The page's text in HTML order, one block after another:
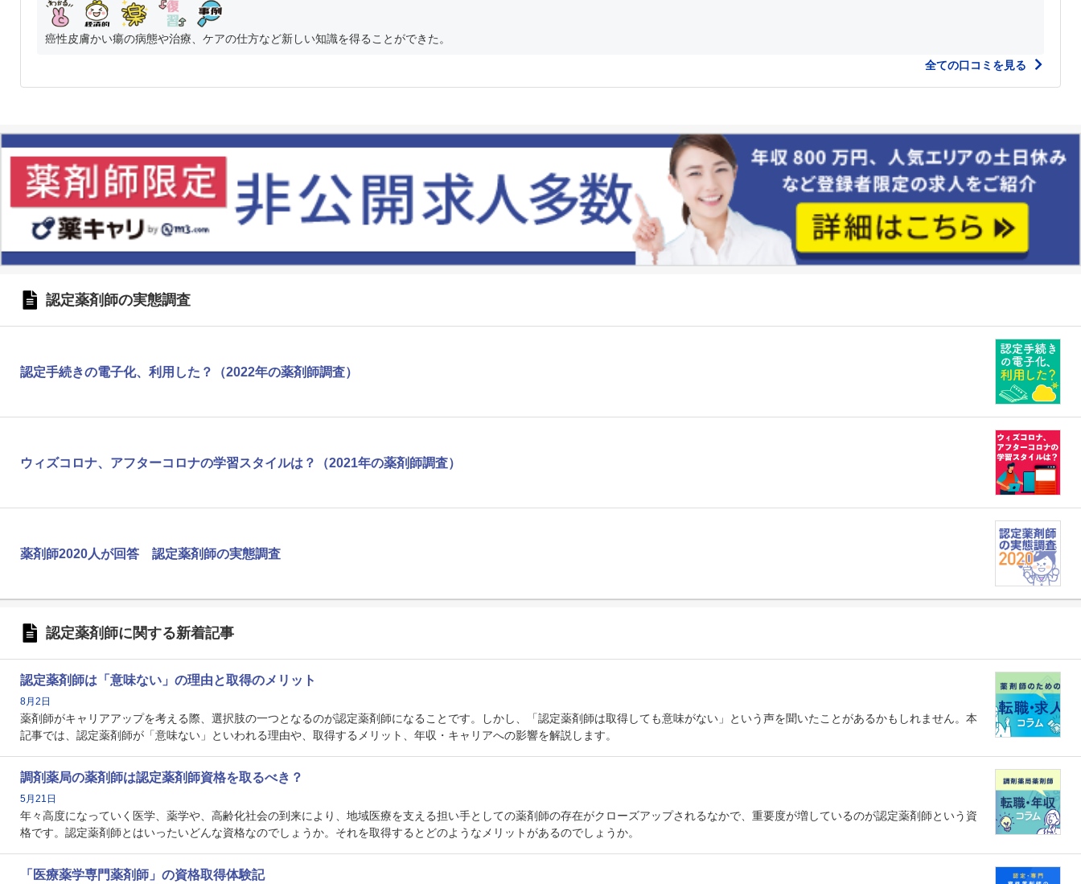
癌性皮膚かい瘍の病態や治療、ケアの仕方など新しい知識を得ることができた。
全ての口コミを見る
認定薬剤師の実態調査
認定手続きの電子化、利用した？（2022年の薬剤師調査）
ウィズコロナ、アフターコロナの学習スタイルは？（2021年の薬剤師調査）
薬剤師2020人が回答 認定薬剤師の実態調査
認定薬剤師に関する新着記事
認定薬剤師は「意味ない」の理由と取得のメリット
8月2日
薬剤師がキャリアアップを考える際、選択肢の一つとなるのが認定薬剤師になることです。しかし、「認定薬剤師は取得しても意味がない」という声を聞いたことがあるかもしれません。本
記事では、認定薬剤師が「意味ない」といわれる理由や、取得するメリット、年収・キャリアへの影響を解説します。
調剤薬局の薬剤師は認定薬剤師資格を取るべき？
5月21日
年々高度になっていく医学、薬学や、高齢化社会の到来により、地域医療を支える担い手としての薬剤師の存在がクローズアップされるなかで、重要度が増しているのが認定薬剤師という資
格です。認定薬剤師とはいったいどんな資格なのでしょうか。それを取得するとどのようなメリットがあるのでしょうか。
「医療薬学専門薬剤師」の資格取得体験記